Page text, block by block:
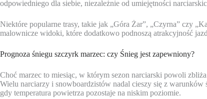
odpowiedniego dla siebie, niezależnie od umiejętności
Niektóre popularne trasy, takie jak „Góra Żar”, „Czyrna” czy
malownicze widoki, które dodatkowo podnoszą atrakcyjność
Prognoza śniegu szczyrk marzec: czy Śnieg jest zapewniony?
Choć marzec to miesiąc, w którym sezon narciarski powoli
Wielu narciarzy i snowboardzistów nadal cieszy się z
gdy temperatura powietrza pozostaje na niskim poziomie.